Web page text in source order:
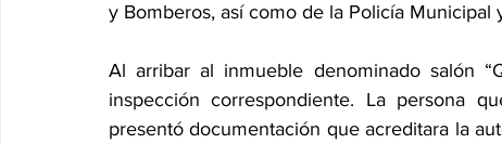
y Bomberos, así como de la Policía Municipal
Al arribar al inmueble denominado salón
inspección correspondiente. La persona
presentó documentación que acreditara la